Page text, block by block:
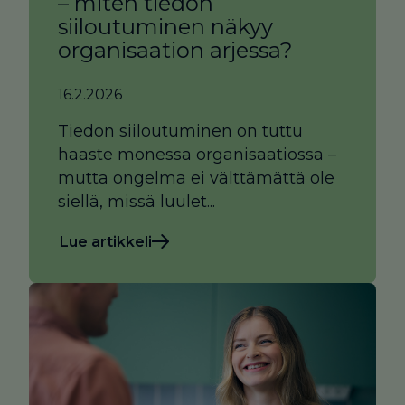
siiloutuminen näkyy
organisaation arjessa?
16.2.2026
Tiedon siiloutuminen on tuttu
haaste monessa organisaatiossa –
mutta ongelma ei välttämättä ole
siellä, missä luulet...
Lue artikkeli